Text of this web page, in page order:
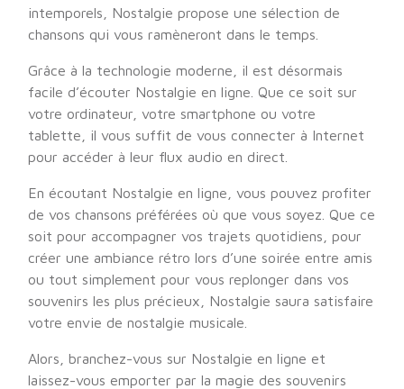
intemporels, Nostalgie propose une sélection de
chansons qui vous ramèneront dans le temps.
Grâce à la technologie moderne, il est désormais
facile d’écouter Nostalgie en ligne. Que ce soit sur
votre ordinateur, votre smartphone ou votre
tablette, il vous suffit de vous connecter à Internet
pour accéder à leur flux audio en direct.
En écoutant Nostalgie en ligne, vous pouvez profiter
de vos chansons préférées où que vous soyez. Que ce
soit pour accompagner vos trajets quotidiens, pour
créer une ambiance rétro lors d’une soirée entre amis
ou tout simplement pour vous replonger dans vos
souvenirs les plus précieux, Nostalgie saura satisfaire
votre envie de nostalgie musicale.
Alors, branchez-vous sur Nostalgie en ligne et
laissez-vous emporter par la magie des souvenirs